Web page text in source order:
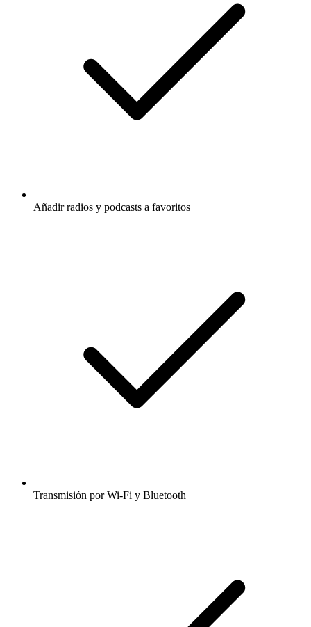
Añadir radios y podcasts a favoritos
Transmisión por Wi-Fi y Bluetooth